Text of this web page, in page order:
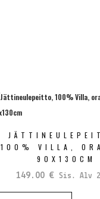
100% VILLA,
90X130CM
149.00€ Sis. Alv